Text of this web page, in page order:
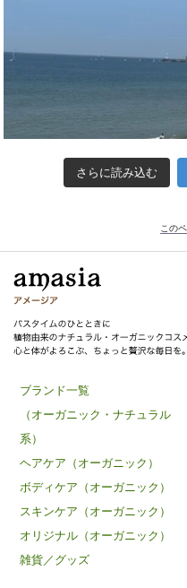
さらに読み込む
この
ブランド一覧
（オーガニック・ナチュラル
系）
ヘアケア（オーガニック）
ボディケア（オーガニック）
スキンケア（オーガニック）
オリジナル（オーガニック）
雑貨／グッズ